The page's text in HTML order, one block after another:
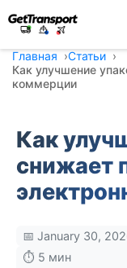
Главная
Статьи
Как улучшение
коммерции
Как
снижает
📅 January 30,
⏱️ 5 мин